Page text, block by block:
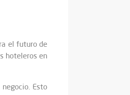
el futuro de
hoteleros en
Esto